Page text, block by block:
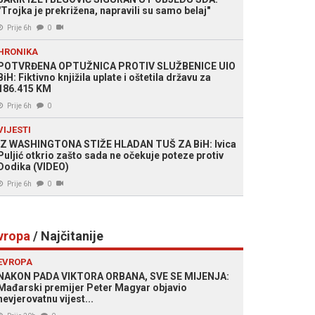
je prekrižena, napravili su samo belaj"
Prije 6h 0
OPTUŽNICA PROTIV SLUŽBENICE UIO
Fiktivno knjižila uplate i oštetila državu za
KM
Prije 6h 0
WASHINGTONA STIŽE HLADAN TUŠ ZA BiH: Ivica
otkrio zašto sada ne očekuje poteze protiv
(VIDEO)
Prije 6h 0
/ Najčitanije
PADA VIKTORA ORBANA, SVE SE MIJENJA:
premijer Peter Magyar objavio
vijest...